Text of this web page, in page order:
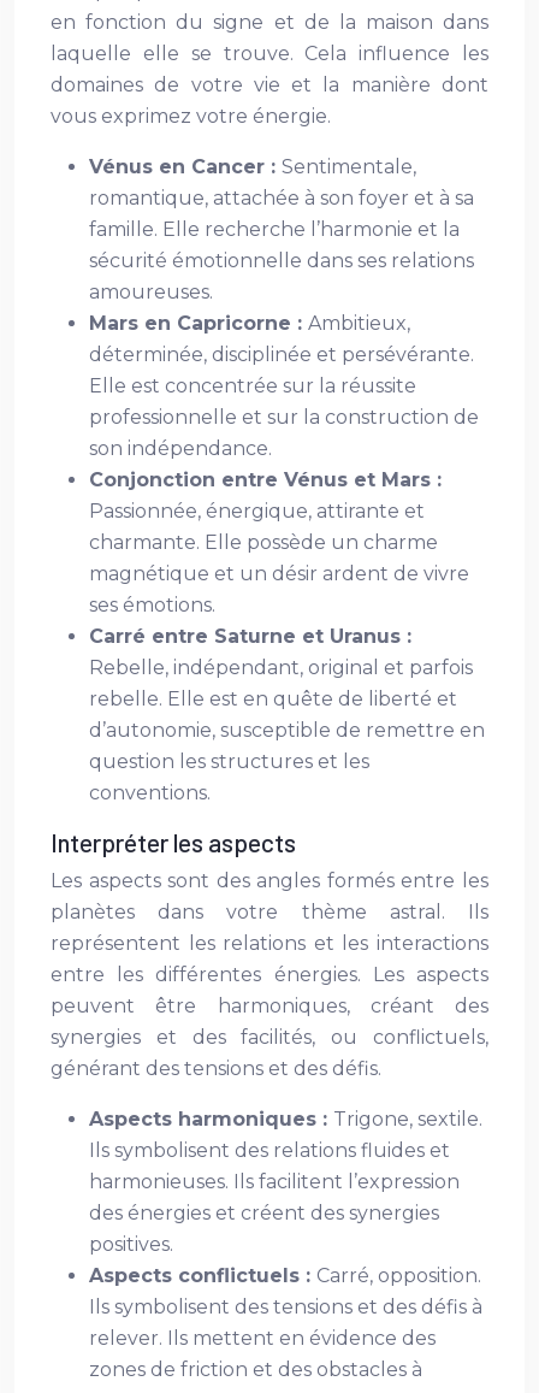
en fonction du signe et de la maison dans
laquelle elle se trouve. Cela influence les
domaines de votre vie et la manière dont
vous exprimez votre énergie.
Vénus en Cancer : Sentimentale,
romantique, attachée à son foyer et à sa
famille. Elle recherche l’harmonie et la
sécurité émotionnelle dans ses relations
amoureuses.
Mars en Capricorne : Ambitieux,
déterminée, disciplinée et persévérante.
Elle est concentrée sur la réussite
professionnelle et sur la construction de
son indépendance.
Conjonction entre Vénus et Mars :
Passionnée, énergique, attirante et
charmante. Elle possède un charme
magnétique et un désir ardent de vivre
ses émotions.
Carré entre Saturne et Uranus :
Rebelle, indépendant, original et parfois
rebelle. Elle est en quête de liberté et
d’autonomie, susceptible de remettre en
question les structures et les
conventions.
Interpréter les aspects
Les aspects sont des angles formés entre les
planètes dans votre thème astral. Ils
représentent les relations et les interactions
entre les différentes énergies. Les aspects
peuvent être harmoniques, créant des
synergies et des facilités, ou conflictuels,
générant des tensions et des défis.
Aspects harmoniques : Trigone, sextile.
Ils symbolisent des relations fluides et
harmonieuses. Ils facilitent l’expression
des énergies et créent des synergies
positives.
Aspects conflictuels : Carré, opposition.
Ils symbolisent des tensions et des défis à
relever. Ils mettent en évidence des
zones de friction et des obstacles à